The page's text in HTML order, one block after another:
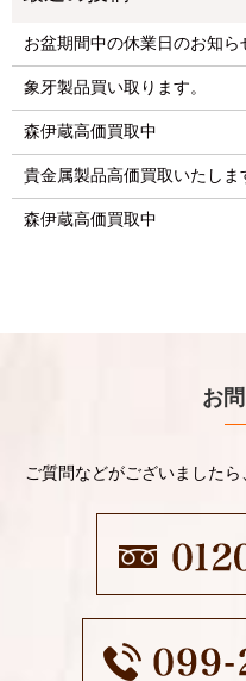
お盆期間中の休業日のお知ら
象牙製品買い取ります。
森伊蔵高価買取中
貴金属製品高価買取いたしま
森伊蔵高価買取中
お
ご質問などがございましたら